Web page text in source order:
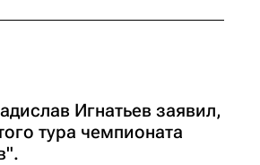
Игнатьев заявил,
тура чемпионата